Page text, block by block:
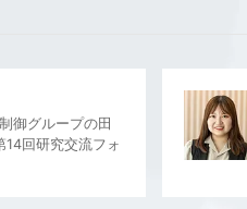
御グループの田
14回研究交流フォ